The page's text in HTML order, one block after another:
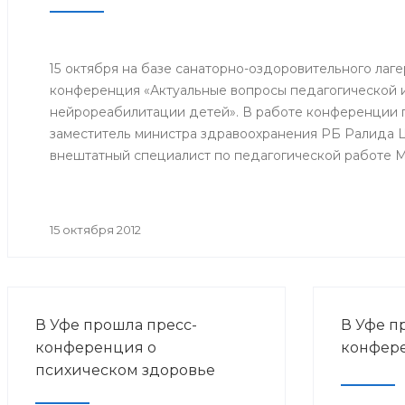
15 октября на базе санаторно-оздоровительного
конференция «Актуальные вопросы педагогической
нейрореабилитации детей». В работе конференции
заместитель министра здравоохранения РБ Ралида
внештатный специалист по педагогической работе
15 октября 2012
В Уфе прошла пресс-
конференция о
психическом здоровье
В Уфе